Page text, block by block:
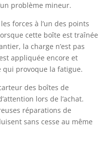
problème mineur.
forces à l’un des points
cette boîte est traînée
la charge n’est pas
appliquée encore et
qui provoque la fatigue.
des boîtes de
lors de l’achat.
réparations de
sans cesse au même